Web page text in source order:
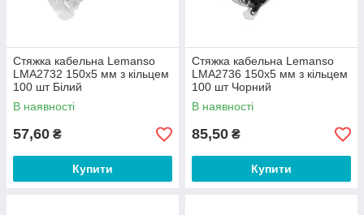
Стяжка кабельна Lemanso
LMA2732 150x5 мм з кільцем
100 шт Білий
В наявності
57,60 ₴
Купити
Стяжка кабельна Lemanso
LMA2736 150x5 мм з кільцем
100 шт Чорний
В наявності
85,50 ₴
Купити